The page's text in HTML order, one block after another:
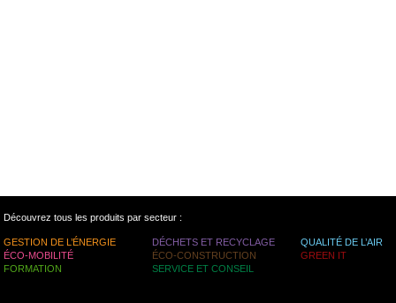
Découvrez tous les produits par secteur :
GESTION DE L’ÉNERGIE DÉCHETS ET RECYCLAGE
QUALITÉ DE L’AIR
ÉCO-MOBILITÉ
ÉCO-CONSTRUCTION
GREEN IT
FORMATION
SERVICE ET CONSEIL